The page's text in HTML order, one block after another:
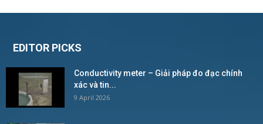
EDITOR PICKS
Conductivity meter – Giải pháp đo đạc chính
xác và tin...
9 April 2026